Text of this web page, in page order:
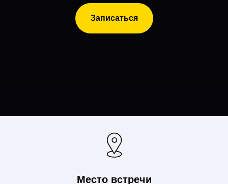
Записаться
Место встречи